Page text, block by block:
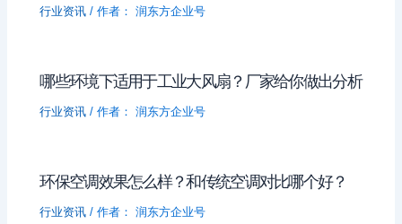
行业资讯 / 作者： 润东方企业号
哪些环境下适用于工业大风扇？厂家给你做出分析
行业资讯 / 作者： 润东方企业号
环保空调效果怎么样？和传统空调对比哪个好？
行业资讯 / 作者： 润东方企业号